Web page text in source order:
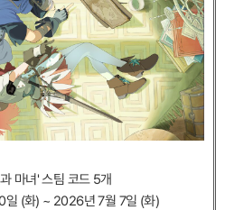
마녀' 스팀 코드 5개
(화) ~ 2026년 7월 7일 (화)